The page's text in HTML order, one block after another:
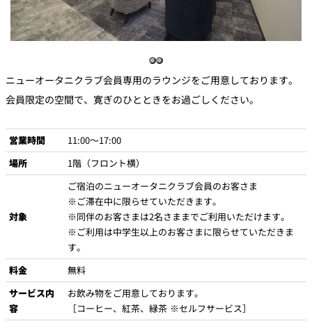
ニューオータニクラブ会員専用のラウンジをご用意しております。
会員限定の空間で、寛ぎのひとときをお過ごしください。
営業時間
11:00～17:00
場所
1階（フロント横）
対象
ご宿泊のニューオータニクラブ会員のお客さま
※ご滞在中に限らせていただきます。
※同伴のお客さまは2名さままでご利用いただけます。
※ご利用は中学生以上のお客さまに限らせていただきま
す。
料金
無料
サービス内
容
お飲み物をご用意しております。
［コーヒー、紅茶、緑茶 ※セルフサービス］